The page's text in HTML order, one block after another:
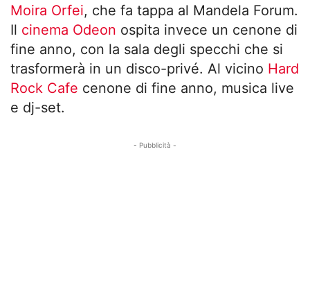
Moira Orfei, che fa tappa al Mandela Forum.
Il cinema Odeon ospita invece un cenone di
fine anno, con la sala degli specchi che si
trasformerà in un disco-privé. Al vicino Hard
Rock Cafe cenone di fine anno, musica live
e dj-set.
- Pubblicità -